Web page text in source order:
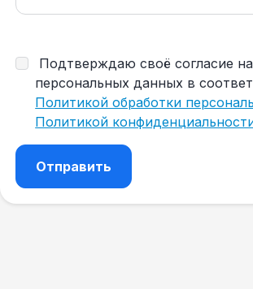
Подтверждаю своё согласие
персональных данных в
Политикой обработки
Политикой